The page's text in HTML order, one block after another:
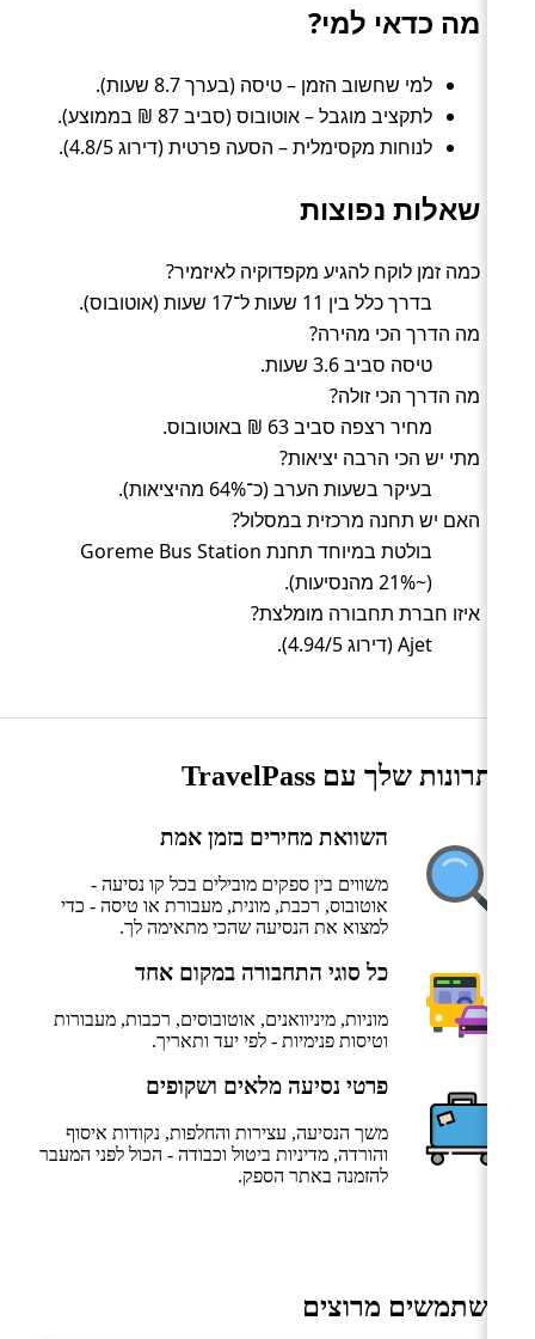
מה כדאי למי?
למי שחשוב הזמן – טיסה (בערך 8.7 שעות).
לתקציב מוגבל – אוטובוס (סביב 87 ₪ בממוצע).
לנוחות מקסימלית – הסעה פרטית (דירוג 4.8/5).
שאלות נפוצות
כמה זמן לוקח להגיע מקפדוקיה לאיזמיר?
בדרך כלל בין 11 שעות ל־17 שעות (אוטובוס).
מה הדרך הכי מהירה?
טיסה סביב 3.6 שעות.
מה הדרך הכי זולה?
מחיר רצפה סביב 63 ₪ באוטובוס.
מתי יש הכי הרבה יציאות?
בעיקר בשעות הערב (כ־64% מהיציאות).
האם יש תחנה מרכזית במסלול?
בולטת במיוחד תחנת Goreme Bus Station
(~21% מהנסיעות).
איזו חברת תחבורה מומלצת?
Ajet (דירוג 4.94/5).
היתרונות שלך עם TravelPass
השוואת מחירים בזמן אמת
משווים בין ספקים מובילים בכל קו נסיעה -
אוטובוס, רכבת, מונית, מעבורת או טיסה - כדי
למצוא את הנסיעה שהכי מתאימה לך.
כל סוגי התחבורה במקום אחד
מוניות, מיניוואנים, אוטובוסים, רכבות, מעבורות
וטיסות פנימיות - לפי יעד ותאריך.
פרטי נסיעה מלאים ושקופים
משך הנסיעה, עצירות והחלפות, נקודות איסוף
והורדה, מדיניות ביטול וכבודה - הכול לפני המעבר
להזמנה באתר הספק.
משתמשים מרוצים